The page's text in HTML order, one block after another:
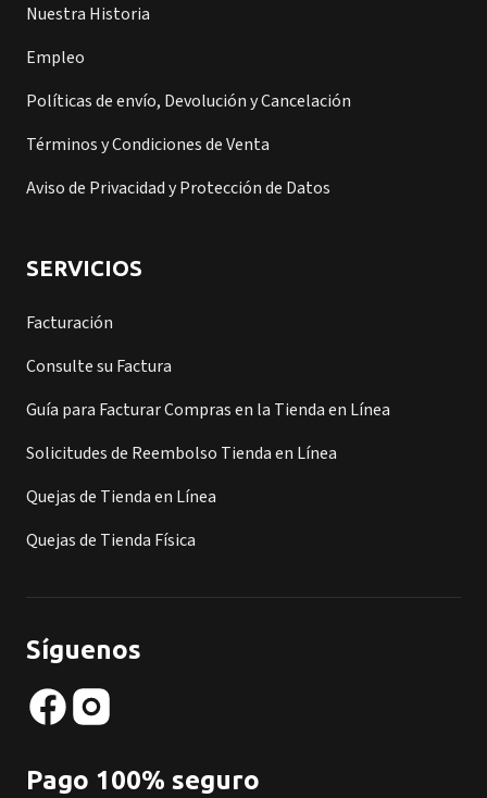
Nuestra Historia
Empleo
Políticas de envío, Devolución y Cancelación
Términos y Condiciones de Venta
Aviso de Privacidad y Protección de Datos
SERVICIOS
Facturación
Consulte su Factura
Guía para Facturar Compras en la Tienda en Línea
Solicitudes de Reembolso Tienda en Línea
Quejas de Tienda en Línea
Quejas de Tienda Física
Síguenos
Pago 100% seguro